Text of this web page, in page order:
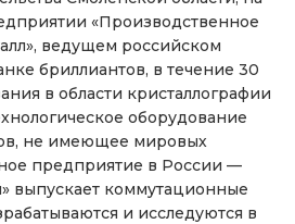
«Производственное
ведущем российском
бриллиантов, в течение 30
в области кристаллографии
оборудование
не имеющее мировых
предприятие в России —
выпускает коммутационные
и исследуются в